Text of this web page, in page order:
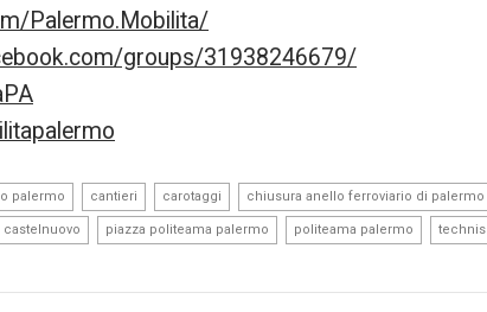
Palermo.Mobilita/
groups/31938246679/
palermo cantieri carotaggi chiusura anello ferroviario di palermo
castelnuovo piazza politeama palermo politeama palermo technis